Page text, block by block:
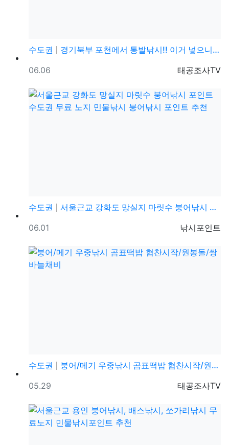
수도권
경기북부 포천에서 통발낚시!! 이거 넣으니 3분만에 대…
등록자
태공조사TV
등록일
06.06
수도권
서울근교 강화도 망실지 마릿수 붕어낚시 포인트 수도권 …
등록자
낚시포인트
등록일
06.01
수도권
붕어/메기 우중낚시 곰표떡밥 협찬시작/원봉돌/쌍바늘채비
등록자
태공조사TV
등록일
05.29